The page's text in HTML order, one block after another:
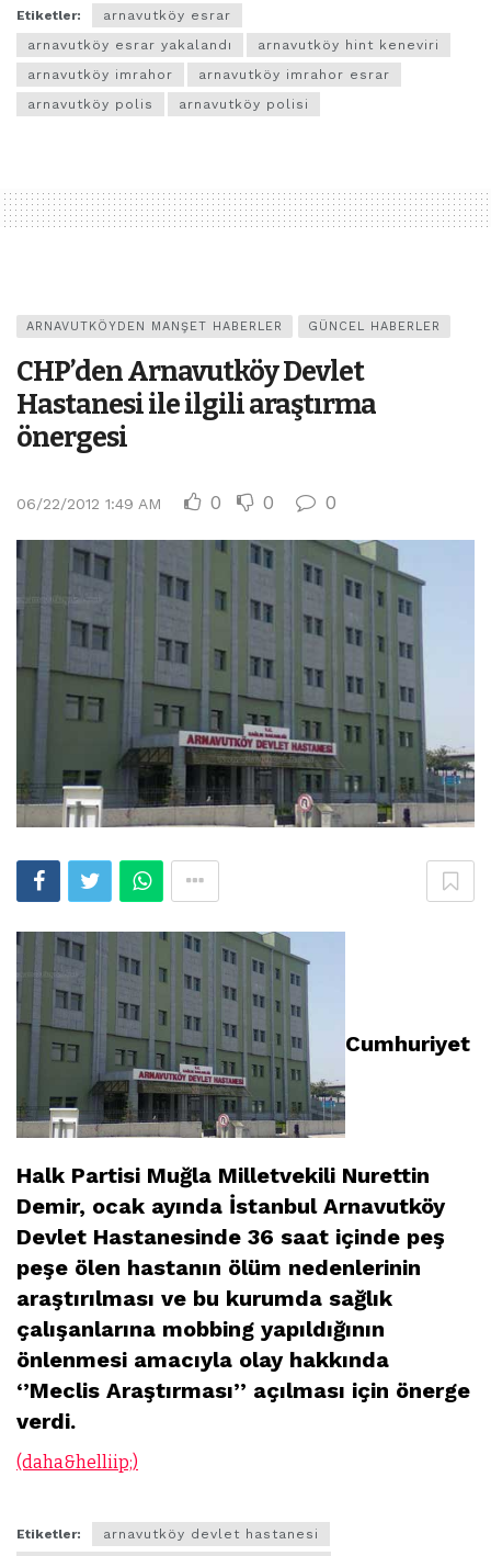
Etiketler:
arnavutköy esrar
arnavutköy esrar yakalandı
arnavutköy hint keneviri
arnavutköy imrahor
arnavutköy imrahor esrar
arnavutköy polis
arnavutköy polisi
ARNAVUTKÖYDEN MANŞET HABERLER GÜNCEL HABERLER
CHP’den Arnavutköy Devlet
Hastanesi ile ilgili araştırma
önergesi
06/22/2012 1:49 AM 0 0 0
Cumhuriyet
Halk Partisi Muğla Milletvekili Nurettin
Demir, ocak ayında İstanbul Arnavutköy
Devlet Hastanesinde 36 saat içinde peş
peşe ölen hastanın ölüm nedenlerinin
araştırılması ve bu kurumda sağlık
çalışanlarına mobbing yapıldığının
önlenmesi amacıyla olay hakkında
‘’Meclis Araştırması’’ açılması için önerge
verdi.
(daha&helliip;)
Etiketler:
arnavutköy devlet hastanesi